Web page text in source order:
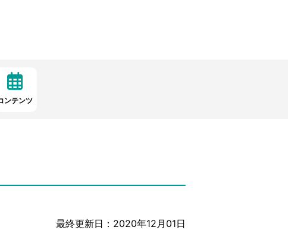
ンテンツ
最終更新日：2020年12月01日